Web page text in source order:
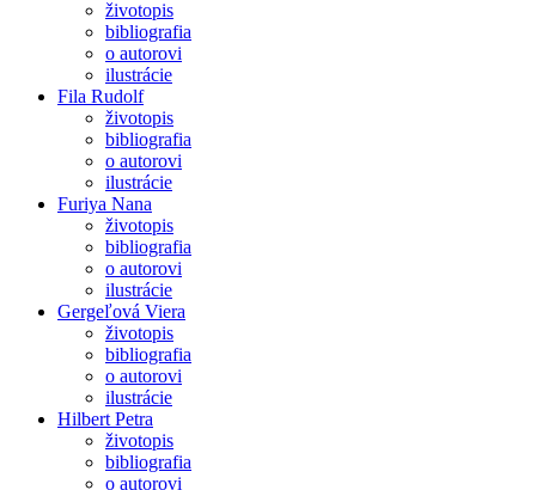
životopis
bibliografia
o autorovi
ilustrácie
Fila Rudolf
životopis
bibliografia
o autorovi
ilustrácie
Furiya Nana
životopis
bibliografia
o autorovi
ilustrácie
Gergeľová Viera
životopis
bibliografia
o autorovi
ilustrácie
Hilbert Petra
životopis
bibliografia
o autorovi